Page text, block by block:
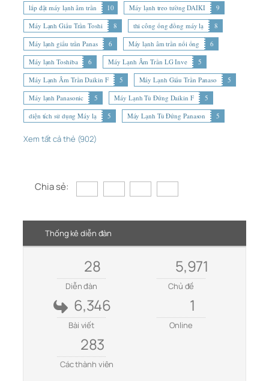
lắp đặt máy lạnh âm trần
10 Máy lạnh treo tường DAIKI
9
Máy Lạnh Giấu Trần Toshi
8 thi công ống đồng máy lạ
8
Máy lạnh giấu trần Panas
6 Máy lạnh âm trần nối ống
6
Máy lạnh Toshiba
6 Máy Lạnh Âm Trần LG Inve
5
Máy Lạnh Âm Trần Daikin F
5 Máy Lạnh Giấu Trần Panaso
5
Máy lạnh Panasonic
5 Máy Lạnh Tủ Đứng Daikin F
5
diện tích sử dụng Máy lạ
5 Máy Lạnh Tủ Đứng Panason 5
Xem tất cả thẻ (902)
Chia sẻ:
Thống kê diễn đàn
28
Diễn đàn
5,971
Chủ đề
6,346
Bài viết
1
Online
283
Các thành viên